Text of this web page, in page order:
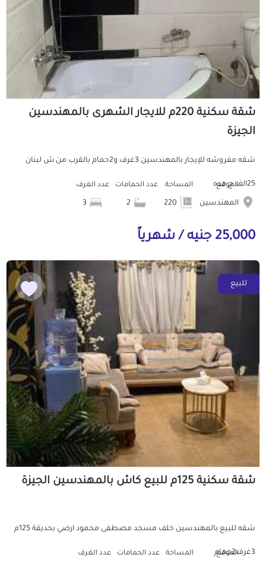
شقة سكنية 220م للايجار الشهرى بالمهندسين
الجيزة
شقه مفروشه للإيجار بالمهندسين 3غرف و2حمام بالقرب من ش لبنان
25الف ج مده الموقع
المهندسين
المساحة عدد الحمامات عدد الغرف
25,000 جنيه / شهرياً
للبيع
شقة سكنية 125م للبيع كاش بالمهندسين الجيزة
شقه للبيع بالمهندسين خلف مسجد مصطفى محمود ارضي بحديقة 125م
3غرف2حمام الموقع المساحة عدد الحمامات عدد الغرف